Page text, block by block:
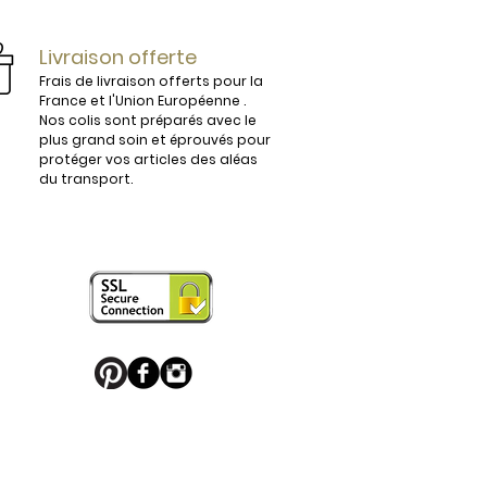
vous conviendra parfaitement.
France sont légèrement
boucle de ceinture pour apporter
puisse en profiter.
Palladium, ou habillés de motifs
Livraison offerte
Frais de livraison offerts pour la
France et l'Union Européenne .
Nos colis sont préparés avec le
plus grand soin et éprouvés pour
protéger vos articles des aléas
du transport.